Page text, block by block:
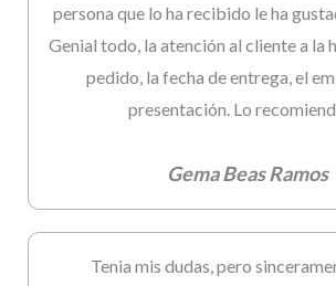
persona que lo ha recibido le ha
Genial todo, la atención al cliente a la
pedido, la fecha de entrega, el
presentación. Lo
Gema Beas Ramos
Tenia mis dudas, pero